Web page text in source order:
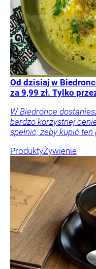
Od dzisiaj w
za 9,99 zł. Tylko
W Biedronce
bardzo korzystnej
spełnić, żeby kupić
ProduktyŻywienie